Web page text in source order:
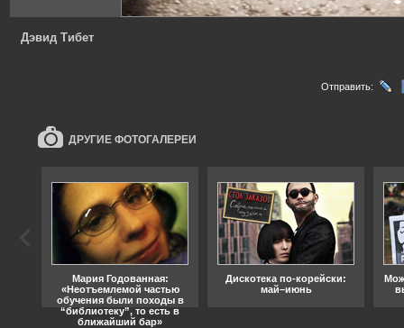
Дэвид Тибет
Отправить:
ДРУГИЕ ФОТОГАЛЕРЕИ
Мария Годованная:
«Неотъемлемой частью
обучения были походы в
“библиотеку”, то есть в
ближайший бар»
Дискотека по-корейски:
май–июнь